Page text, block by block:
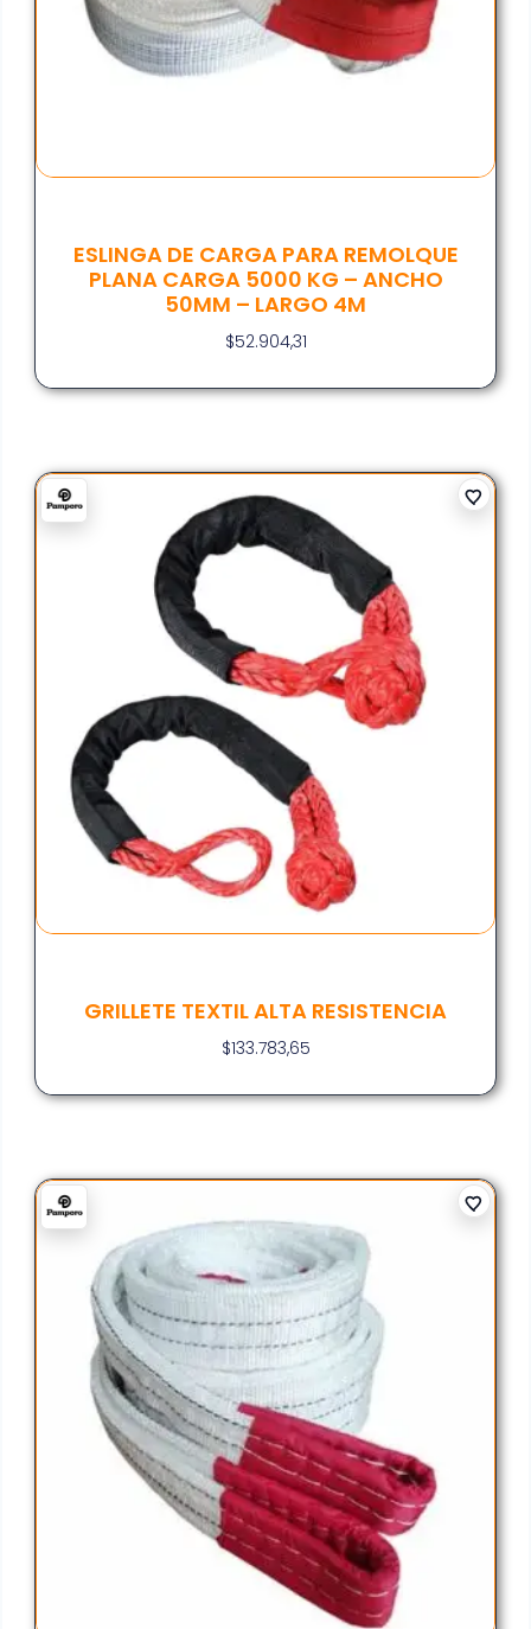
ESLINGA DE CARGA PARA REMOLQUE
PLANA CARGA 5000 KG – ANCHO
50MM – LARGO 4M
$52.904,31
GRILLETE TEXTIL ALTA RESISTENCIA
$133.783,65